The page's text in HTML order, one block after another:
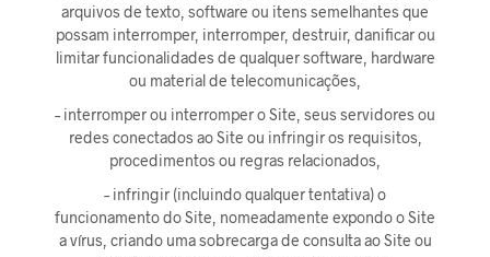
arquivos de texto, software ou itens semelhantes que
possam interromper, interromper, destruir, danificar ou
limitar funcionalidades de qualquer software, hardware
ou material de telecomunicações,
– interromper ou interromper o Site, seus servidores ou
redes conectados ao Site ou infringir os requisitos,
procedimentos ou regras relacionados,
– infringir (incluindo qualquer tentativa) o
funcionamento do Site, nomeadamente expondo o Site
a vírus, criando uma sobrecarga de consulta ao Site ou